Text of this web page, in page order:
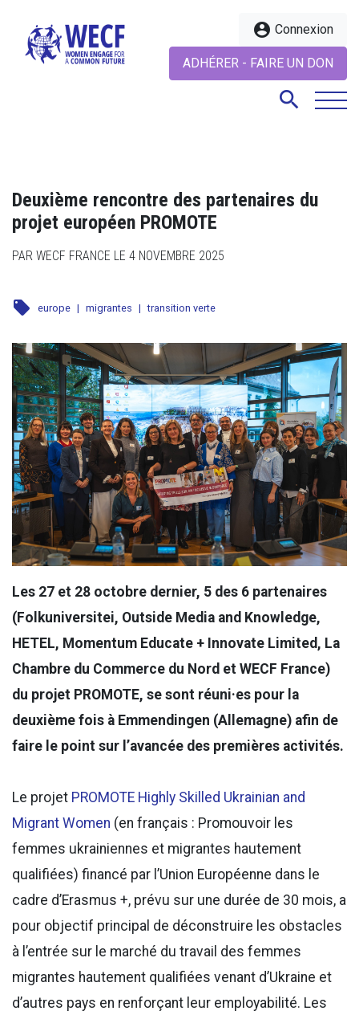
account_circle Connexion
ADHÉRER - FAIRE UN DON
search
search
Deuxième rencontre des partenaires du
projet européen PROMOTE
PAR WECF FRANCE LE 4 NOVEMBRE 2025
local_offer europe | migrantes | transition verte
Les 27 et 28 octobre dernier, 5 des 6 partenaires
(Folkuniversitei, Outside Media and Knowledge,
HETEL, Momentum Educate + Innovate Limited, La
Chambre du Commerce du Nord et WECF France)
du projet PROMOTE, se sont réuni·es pour la
deuxième fois à Emmendingen (Allemagne) afin de
faire le point sur l’avancée des premières activités.
Le projet PROMOTE Highly Skilled Ukrainian and
Migrant Women (en français : Promouvoir les
femmes ukrainiennes et migrantes hautement
qualifiées) financé par l’Union Européenne dans le
cadre d’Erasmus +, prévu sur une durée de 30 mois, a
pour objectif principal de déconstruire les obstacles
à l’entrée sur le marché du travail des femmes
migrantes hautement qualifiées venant d’Ukraine et
d’autres pays en renforçant leur employabilité. Les